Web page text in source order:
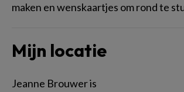
maken en wenskaartjes om rond te
Mijn locatie
Jeanne Brouwer is